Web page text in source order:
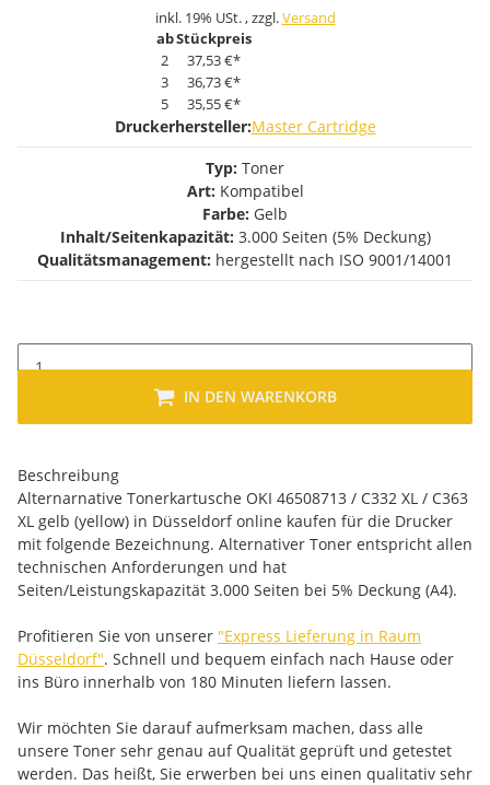
inkl. 19% USt. , zzgl.Versand
abStückpreis
2
37,53 €*
3
36,73 €*
5
35,55 €*
Druckerhersteller:Master Cartridge
Typ: Toner
Art: Kompatibel
Farbe: Gelb
Inhalt/Seitenkapazität: 3.000 Seiten (5% Deckung)
Qualitätsmanagement: hergestellt nach ISO 9001/14001
IN DEN WARENKORB
Beschreibung
Alternarnative Tonerkartusche OKI 46508713 / C332 XL / C363
XL gelb (yellow) in Düsseldorf online kaufen für die Drucker
mit folgende Bezeichnung. Alternativer Toner entspricht allen
technischen Anforderungen und hat
Seiten/Leistungskapazität 3.000 Seiten bei 5% Deckung (A4).
Profitieren Sie von unserer "Express Lieferung in Raum
Düsseldorf". Schnell und bequem einfach nach Hause oder
ins Büro innerhalb von 180 Minuten liefern lassen.
Wir möchten Sie darauf aufmerksam machen, dass alle
unsere Toner sehr genau auf Qualität geprüft und getestet
werden. Das heißt, Sie erwerben bei uns einen qualitativ sehr